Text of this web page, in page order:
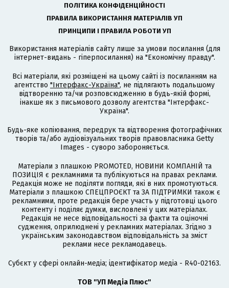
ПОЛІТИКА КОНФІДЕНЦІЙНОСТІ
ПРАВИЛА ВИКОРИСТАННЯ МАТЕРІАЛІВ УП
ПРИНЦИПИ І ПРАВИЛА РОБОТИ УП
Використання матеріалів сайту лише за умови посилання (для
інтернет-видань - гіперпосилання) на "Економічну правду".
Всі матеріали, які розміщені на цьому сайті із посиланням на
агентство "Інтерфакс-Україна", не підлягають подальшому
відтворенню та/чи розповсюдженню в будь-якій формі,
інакше як з письмового дозволу агентства "Інтерфакс-
Україна".
Будь-яке копіювання, передрук та відтворення фотографічних
творів та/або аудіовізуальних творів правовласника Getty
Images - суворо забороняється.
Матеріали з плашкою PROMOTED, НОВИНИ КОМПАНІЙ та
ПОЗИЦІЯ є рекламними та публікуються на правах реклами.
Редакція може не поділяти погляди, які в них промотуються.
Матеріали з плашкою СПЕЦПРОЄКТ та ЗА ПІДТРИМКИ також є
рекламними, проте редакція бере участь у підготовці цього
контенту і поділяє думки, висловлені у цих матеріалах.
Редакція не несе відповідальності за факти та оціночні
судження, оприлюднені у рекламних матеріалах. Згідно з
українським законодавством відповідальність за зміст
реклами несе рекламодавець.
Cубєкт у сфері онлайн-медіа; ідентифікатор медіа - R40-02163.
ТОВ "УП Медіа Плюс"